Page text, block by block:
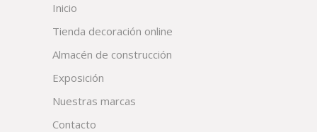
Inicio
Tienda decoración online
Almacén de construcción
Exposición
Nuestras marcas
Contacto